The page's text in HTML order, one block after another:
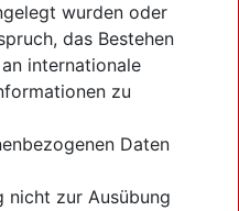
wurden oder
das Bestehen
internationale
zu
Daten
nicht zur Ausübung